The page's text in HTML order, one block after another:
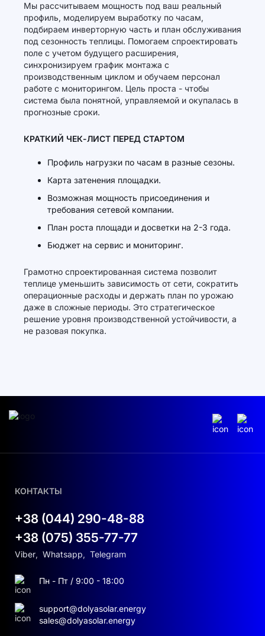
Мы рассчитываем мощность под ваш реальный
профиль, моделируем выработку по часам,
подбираем инверторную часть и план обслуживания
под сезонность теплицы. Помогаем спроектировать
поле с учетом будущего расширения,
синхронизируем график монтажа с
производственным циклом и обучаем персонал
работе с мониторингом. Цель проста - чтобы
система была понятной, управляемой и окупалась в
прогнозные сроки.
КРАТКИЙ ЧЕК-ЛИСТ ПЕРЕД СТАРТОМ
Профиль нагрузки по часам в разные сезоны.
Карта затенения площадки.
Возможная мощность присоединения и
требования сетевой компании.
План роста площади и досветки на 2-3 года.
Бюджет на сервис и мониторинг.
Грамотно спроектированная система позволит
теплице уменьшить зависимость от сети, сократить
операционные расходы и держать план по урожаю
даже в сложные периоды. Это стратегическое
решение уровня производственной устойчивости, а
не разовая покупка.
КОНТАКТЫ
+38 (044) 290-48-88
+38 (075) 355-77-77
Viber, Whatsapp, Telegram
Пн - Пт / 9:00 - 18:00
support@dolyasolar.energy
sales@dolyasolar.energy